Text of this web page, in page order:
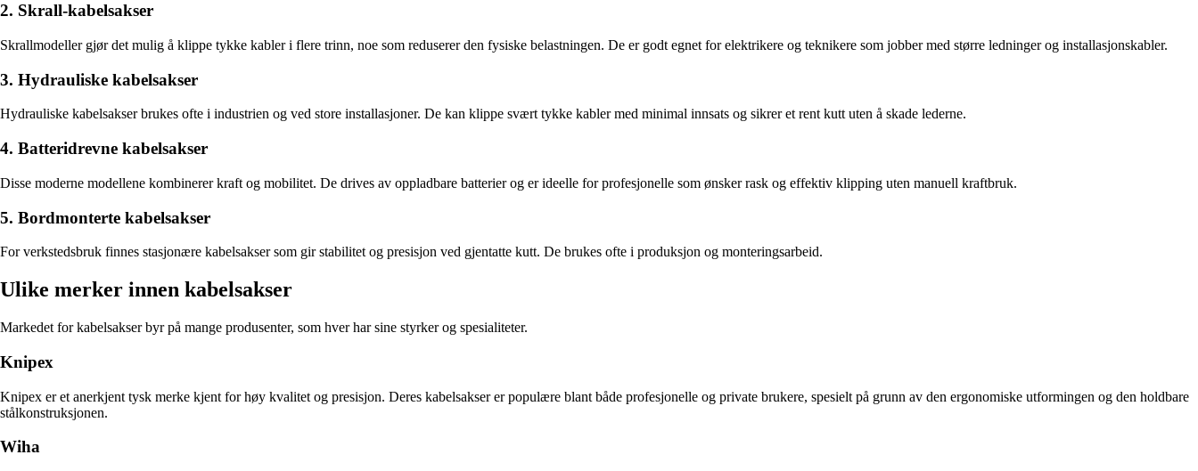
2. Skrall-kabelsakser
Skrallmodeller gjør det mulig å klippe tykke kabler i flere trinn, noe som reduserer den fysiske belastningen. De er godt egnet for elektrikere og teknikere som jobber med større ledninger og installasjonskabler.
3. Hydrauliske kabelsakser
Hydrauliske kabelsakser brukes ofte i industrien og ved store installasjoner. De kan klippe svært tykke kabler med minimal innsats og sikrer et rent kutt uten å skade lederne.
4. Batteridrevne kabelsakser
Disse moderne modellene kombinerer kraft og mobilitet. De drives av oppladbare batterier og er ideelle for profesjonelle som ønsker rask og effektiv klipping uten manuell kraftbruk.
5. Bordmonterte kabelsakser
For verkstedsbruk finnes stasjonære kabelsakser som gir stabilitet og presisjon ved gjentatte kutt. De brukes ofte i produksjon og monteringsarbeid.
Ulike merker innen kabelsakser
Markedet for kabelsakser byr på mange produsenter, som hver har sine styrker og spesialiteter.
Knipex
Knipex er et anerkjent tysk merke kjent for høy kvalitet og presisjon. Deres kabelsakser er populære blant både profesjonelle og private brukere, spesielt på grunn av den ergonomiske utformingen og den holdbare
stålkonstruksjonen.
Wiha